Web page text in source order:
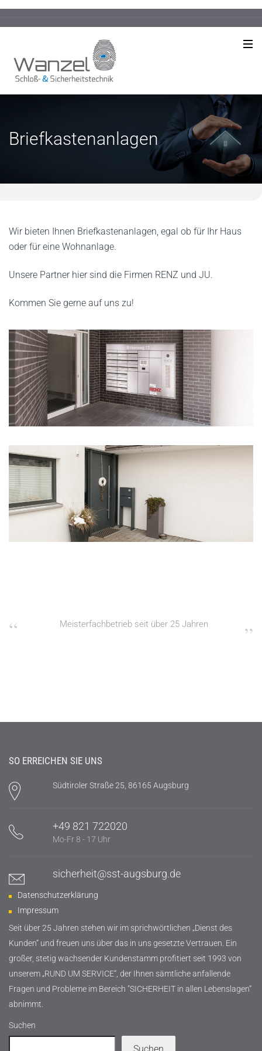
Briefkastenanlagen
Wir bieten Ihnen Briefkastenanlagen, egal ob für Ihr Haus
oder für eine Wohnanlage.
Unsere Partner hier sind die Firmen RENZ und JU.
Kommen Sie gerne auf uns zu!
Meisterfachbetrieb seit über 25 Jahren
SO ERREICHEN SIE UNS
Südtiroler Straße 25, 86165 Augsburg
+49 821 722020
Mo-Fr 8 - 17 Uhr
sicherheit@sst-augsburg.de
Datenschutzerklärung
Impressum
Seit über 25 Jahren stehen wir im sprichwörtlichen „Dienst des
Kunden“ und freuen uns über das in uns gesetzte Vertrauen. Ein
großer, stetig wachsender Kundenstamm profitiert seit 1993 von
unserem „RUND UM SERVICE“, der Ihnen sämtliche anfallende
Fragen und Probleme im Bereich "SICHERHEIT in allen Lebenslagen“
abnimmt.
Suchen